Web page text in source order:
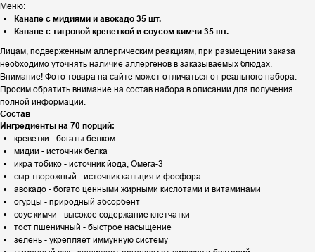
Меню:
Канапе с мидиями и авокадо 35 шт.
Канапе с тигровой креветкой и соусом кимчи 35 шт.
Лицам, подверженным аллергическим реакциям, при размещении заказа
необходимо уточнять наличие аллергенов в заказываемых блюдах.
Внимание! Фото товара на сайте может отличаться от реального набора.
Просим обратить внимание на состав набора в описании для получения
полной информации.
Состав
Ингредиенты на 70 порций:
креветки - богаты белком
мидии - источник белка
икра тобико - источник йода, Омега-3
сыр творожный - источник кальция и фосфора
авокадо - богато ценными жирными кислотами и витаминами
огурцы - природный абсорбент
соус кимчи - высокое содержание клетчатки
тост пшеничный - быстрое насыщение
зелень - укрепляет иммунную систему